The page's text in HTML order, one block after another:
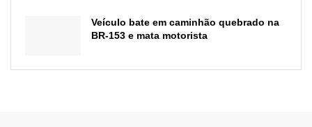
Veículo bate em caminhão quebrado na
BR-153 e mata motorista